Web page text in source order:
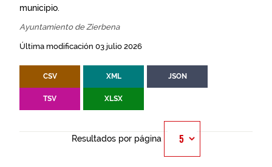
municipio.
Ayuntamiento de Zierbena
Última modificación 03 julio 2026
CSV XML JSON
TSV XLSX
Resultados por página